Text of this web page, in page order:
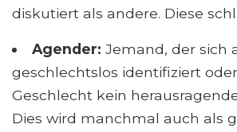
diskutiert als andere. Diese
Agender: Jemand, der sich
geschlechtslos identifiziert
Geschlecht kein
Dies wird manchmal auch als